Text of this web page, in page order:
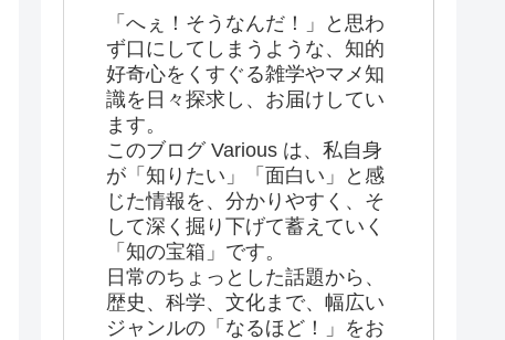
「へぇ！そうなんだ！」と思わ
ず口にしてしまうような、知的
好奇心をくすぐる雑学やマメ知
識を日々探求し、お届けしてい
ます。
このブログ Various は、私自身
が「知りたい」「面白い」と感
じた情報を、分かりやすく、そ
して深く掘り下げて蓄えていく
「知の宝箱」です。
日常のちょっとした話題から、
歴史、科学、文化まで、幅広い
ジャンルの「なるほど！」をお